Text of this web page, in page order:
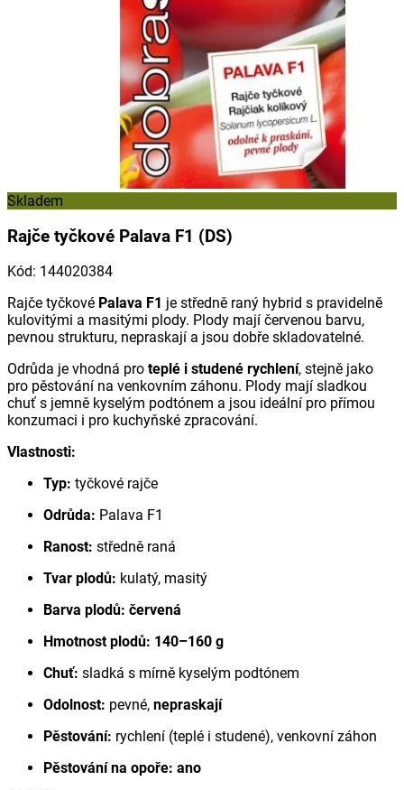
Skladem
Rajče tyčkové Palava F1 (DS)
Kód: 144020384
Rajče tyčkové Palava F1 je středně raný hybrid s pravidelně
kulovitými a masitými plody. Plody mají červenou barvu,
pevnou strukturu, nepraskají a jsou dobře skladovatelné.
Odrůda je vhodná pro teplé i studené rychlení, stejně jako
pro pěstování na venkovním záhonu. Plody mají sladkou
chuť s jemně kyselým podtónem a jsou ideální pro přímou
konzumaci i pro kuchyňské zpracování.
Vlastnosti:
Typ: tyčkové rajče
Odrůda: Palava F1
Ranost: středně raná
Tvar plodů: kulatý, masitý
Barva plodů: červená
Hmotnost plodů: 140–160 g
Chuť: sladká s mírně kyselým podtónem
Odolnost: pevné, nepraskají
Pěstování: rychlení (teplé i studené), venkovní záhon
Pěstování na opoře: ano